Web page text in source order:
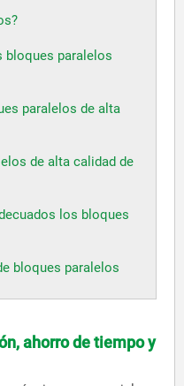
bloques paralelos
paralelos de alta
de alta calidad de
los bloques
bloques paralelos
ahorro de tiempo y